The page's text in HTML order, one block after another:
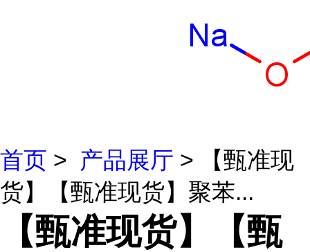
首页 > 产品展厅 > 【甄准现
货】【甄准现货】聚苯...
【甄准现货】【甄